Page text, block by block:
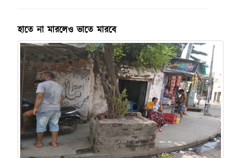
হাতে না মারলেও ভাতে মারবে